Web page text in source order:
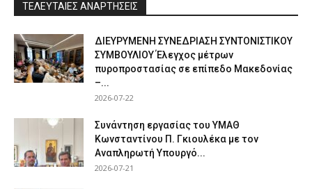
ΤΕΛΕΥΤΑΙΕΣ ΑΝΑΡΤΗΣΕΙΣ
ΔΙΕΥΡΥΜΕΝΗ ΣΥΝΕΔΡΙΑΣΗ ΣΥΝΤΟΝΙΣΤΙΚΟΥ
ΣΥΜΒΟΥΛΙΟΥ Έλεγχος μέτρων
πυροπροστασίας σε επίπεδο Μακεδονίας
–...
2026-07-22
Συνάντηση εργασίας του ΥΜΑΘ
Κωνσταντίνου Π. Γκιουλέκα με τον
Αναπληρωτή Υπουργό...
2026-07-21